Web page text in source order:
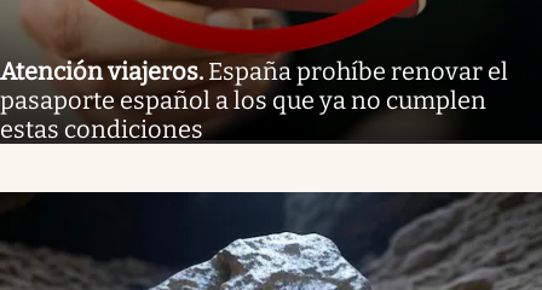
Atención viajeros. España prohíbe renovar el
pasaporte español a los que ya no cumplen
estas condiciones